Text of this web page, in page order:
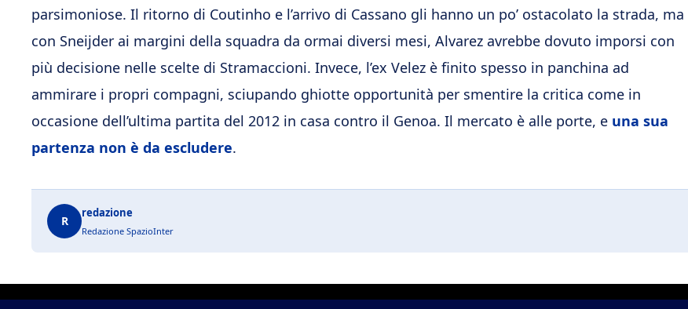
parsimoniose. Il ritorno di Coutinho e l’arrivo di Cassano gli hanno un po’ ostacolato la strada, ma
con Sneijder ai margini della squadra da ormai diversi mesi, Alvarez avrebbe dovuto imporsi con
più decisione nelle scelte di Stramaccioni. Invece, l’ex Velez è finito spesso in panchina ad
ammirare i propri compagni, sciupando ghiotte opportunità per smentire la critica come in
occasione dell’ultima partita del 2012 in casa contro il Genoa. Il mercato è alle porte, e una sua
partenza non è da escludere.
R
redazione
Redazione SpazioInter